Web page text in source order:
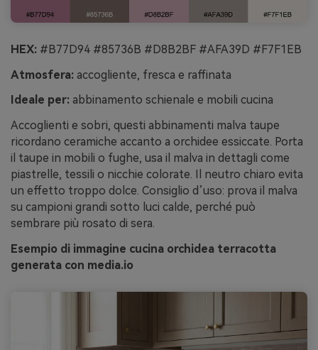
HEX: #B77D94 #85736B #D8B2BF #AFA39D #F7F1EB
Atmosfera: accogliente, fresca e raffinata
Ideale per: abbinamento schienale e mobili cucina
Accoglienti e sobri, questi abbinamenti malva taupe
ricordano ceramiche accanto a orchidee essiccate. Porta
il taupe in mobili o fughe, usa il malva in dettagli come
piastrelle, tessili o nicchie colorate. Il neutro chiaro evita
un effetto troppo dolce. Consiglio d’uso: prova il malva
su campioni grandi sotto luci calde, perché può
sembrare più rosato di sera.
Esempio di immagine cucina orchidea terracotta
generata con media.io